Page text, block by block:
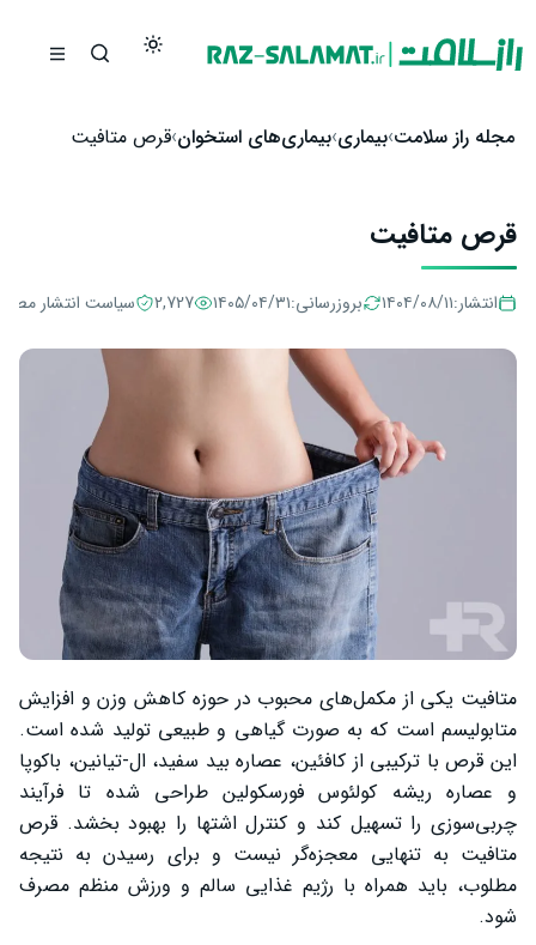
مجله راز سلامت بیماری بیماری‌های استخوان قرص متافیت
قرص متافیت
انتشار:۱۴۰۴/۰۸/۱۱ بروزرسانی:۱۴۰۵/۰۴/۳۱ 2,727 سیاست انتشار
متافیت یکی از مکمل‌های محبوب در حوزه کاهش وزن و افزایش
متابولیسم است که به صورت گیاهی و طبیعی تولید شده است.
این قرص با ترکیبی از کافئین، عصاره بید سفید، ال‑تیانین، باکوپا
و عصاره ریشه کولئوس فورسکولین طراحی شده تا فرآیند
چربی‌سوزی را تسهیل کند و کنترل اشتها را بهبود بخشد. قرص
متافیت به تنهایی معجزه‌گر نیست و برای رسیدن به نتیجه
مطلوب، باید همراه با رژیم غذایی سالم و ورزش منظم مصرف
شود.